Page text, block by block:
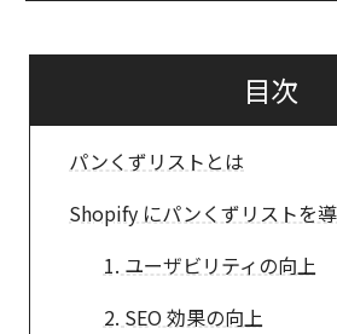
目次
パンくずリストとは
Shopify にパンくずリストを
1. ユーザビリティの向上
2. SEO 効果の向上